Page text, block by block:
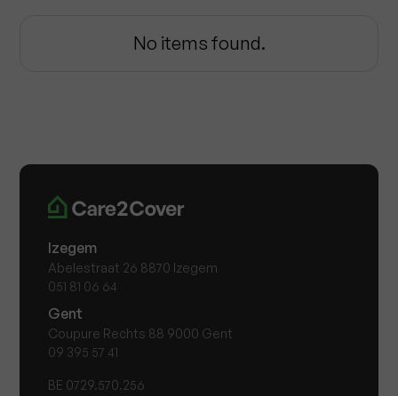
No items found.
Izegem
Abelestraat 26 8870 Izegem
051 81 06 64
Gent
Coupure Rechts 88 9000 Gent
09 395 57 41
BE 0729.570.256